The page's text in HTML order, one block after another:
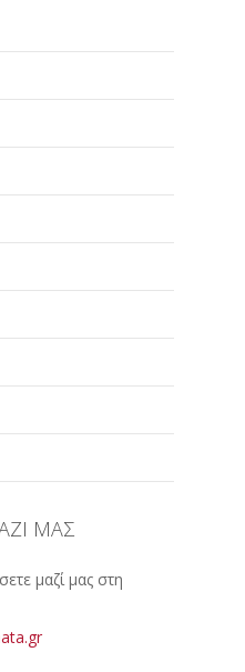
ΜΑΣ
μαζί μας στη